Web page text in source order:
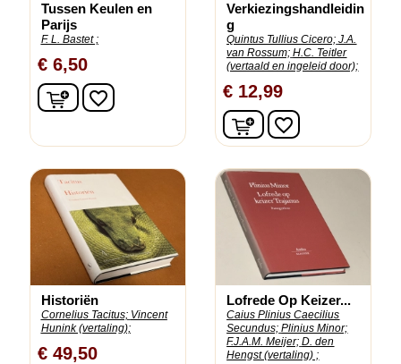
Tussen Keulen en
Parijs
F. L. Bastet ;
€ 6,50
In winkelwagen
favorite_border
Verkiezingshandleidin
g
Quintus Tullius Cicero; J.A.
van Rossum; H.C. Teitler
(vertaald en ingeleid door);
€ 12,99
In winkelwagen
favorite_border
Historiën
Cornelius Tacitus; Vincent
Hunink (vertaling);
€ 49,50
Lofrede Op Keizer...
Caius Plinius Caecilius
Secundus; Plinius Minor;
F.J.A.M. Meijer; D. den
Hengst (vertaling) ;